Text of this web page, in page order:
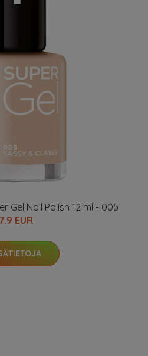
Gel Nail Polish 12 ml - 005
7.9 EUR